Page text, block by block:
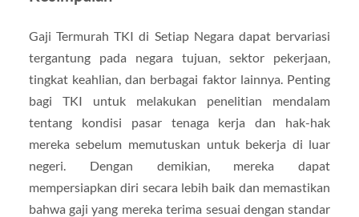
Gaji Termurah TKI di Setiap Negara dapat bervariasi
tergantung pada negara tujuan, sektor pekerjaan,
tingkat keahlian, dan berbagai faktor lainnya. Penting
bagi TKI untuk melakukan penelitian mendalam
tentang kondisi pasar tenaga kerja dan hak-hak
mereka sebelum memutuskan untuk bekerja di luar
negeri. Dengan demikian, mereka dapat
mempersiapkan diri secara lebih baik dan memastikan
bahwa gaji yang mereka terima sesuai dengan standar